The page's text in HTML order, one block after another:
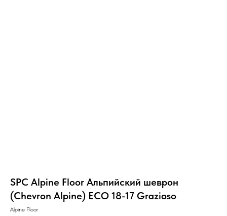
SPC Alpine Floor Альпийский шеврон
(Chevron Alpine) ECO 18-17 Grazioso
Alpine Floor